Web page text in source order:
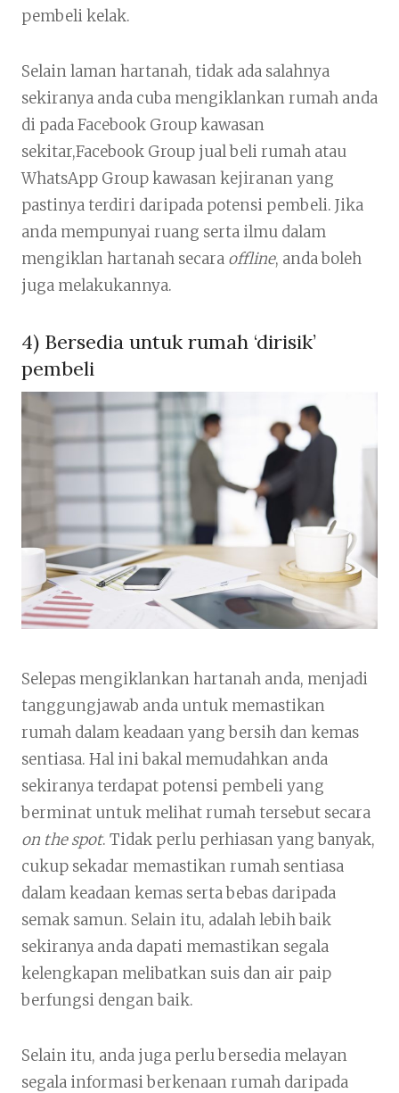
pembeli kelak.
Selain laman hartanah, tidak ada salahnya
sekiranya anda cuba mengiklankan rumah anda
di pada Facebook Group kawasan
sekitar,Facebook Group jual beli rumah atau
WhatsApp Group kawasan kejiranan yang
pastinya terdiri daripada potensi pembeli. Jika
anda mempunyai ruang serta ilmu dalam
mengiklan hartanah secara offline, anda boleh
juga melakukannya.
4) Bersedia untuk rumah ‘dirisik’
pembeli
Selepas mengiklankan hartanah anda, menjadi
tanggungjawab anda untuk memastikan
rumah dalam keadaan yang bersih dan kemas
sentiasa. Hal ini bakal memudahkan anda
sekiranya terdapat potensi pembeli yang
berminat untuk melihat rumah tersebut secara
on the spot. Tidak perlu perhiasan yang banyak,
cukup sekadar memastikan rumah sentiasa
dalam keadaan kemas serta bebas daripada
semak samun. Selain itu, adalah lebih baik
sekiranya anda dapati memastikan segala
kelengkapan melibatkan suis dan air paip
berfungsi dengan baik.
Selain itu, anda juga perlu bersedia melayan
segala informasi berkenaan rumah daripada